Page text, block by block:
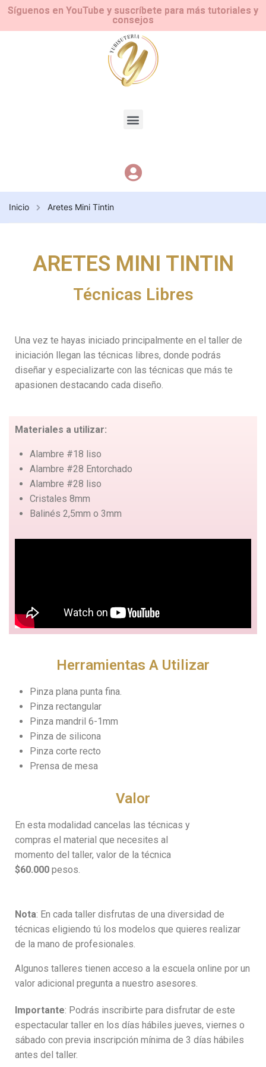
Síguenos en YouTube y suscríbete para más tutoriales y
consejos
Inicio Aretes Mini Tintin
ARETES MINI TINTIN
Técnicas Libres
Una vez te hayas iniciado principalmente en el taller de
iniciación llegan las técnicas libres, donde podrás
diseñar y especializarte con las técnicas que más te
apasionen destacando cada diseño.
Materiales a utilizar:
Alambre #18 liso
Alambre #28 Entorchado
Alambre #28 liso
Cristales 8mm
Balinés 2,5mm o 3mm
Herramientas A Utilizar
Pinza plana punta fina.
Pinza rectangular
Pinza mandril 6-1mm
Pinza de silicona
Pinza corte recto
Prensa de mesa
Valor
En esta modalidad cancelas las técnicas y
compras el material que necesites al
momento del taller, valor de la técnica
$60.000 pesos.
Nota: En cada taller disfrutas de una diversidad de
técnicas eligiendo tú los modelos que quieres realizar
de la mano de profesionales.
Algunos talleres tienen acceso a la escuela online por un
valor adicional pregunta a nuestro asesores.
Importante: Podrás inscribirte para disfrutar de este
espectacular taller en los días hábiles jueves, viernes o
sábado con previa inscripción mínima de 3 días hábiles
antes del taller.